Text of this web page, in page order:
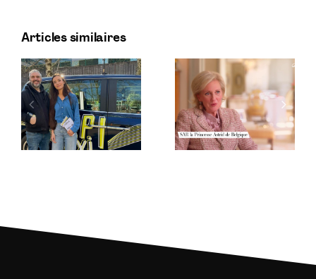
Articles similaires
Un
documentaire
sur la Princesse
Astrid de
Belgique
étalonné chez
Un nouveau
numéro de
« Rendez-vous
en terre
inconue » avec